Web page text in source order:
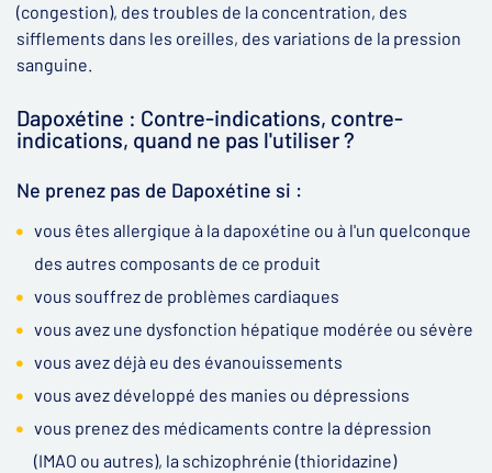
(congestion), des troubles de la concentration, des
sifflements dans les oreilles, des variations de la pression
sanguine.
Dapoxétine : Contre-indications, contre-
indications, quand ne pas l'utiliser ?
Ne prenez pas de Dapoxétine si :
vous êtes allergique à la dapoxétine ou à l'un quelconque
des autres composants de ce produit
vous souffrez de problèmes cardiaques
vous avez une dysfonction hépatique modérée ou sévère
vous avez déjà eu des évanouissements
vous avez développé des manies ou dépressions
vous prenez des médicaments contre la dépression
(IMAO ou autres), la schizophrénie (thioridazine)